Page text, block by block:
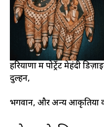
हरियाणा में पोर्ट्रेट मेहंदी
दुल्हन,
भगवान, और अन्य आकृतियों